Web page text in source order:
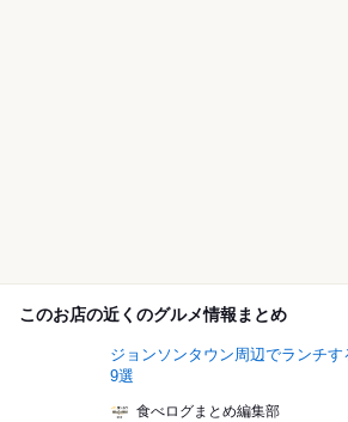
このお店の近くのグルメ情報まとめ
ジョンソンタウン周辺でランチ
9選
食べログまとめ編集部